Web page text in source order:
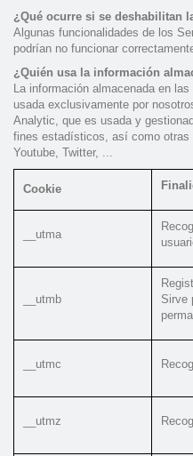
¿Qué ocurre si se deshabilitan
Algunas funcionalidades de los
podrían no funcionar
¿Quién usa la información
La información almacenada en
usada exclusivamente por
Analytic, que es usada y
fines estadísticos, así como otras
Youtube, Twitter, ...
Cookie
__utma
__utmb
Sirve
__utmc
__utmz